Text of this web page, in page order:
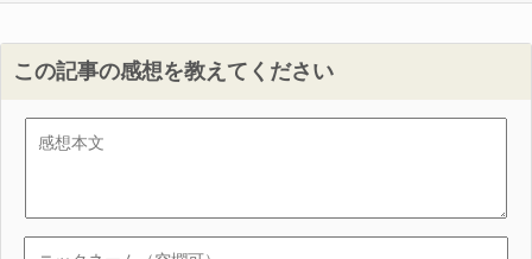
この記事の感想を教えてください